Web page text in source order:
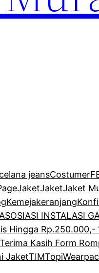
celana jeansCostumer
JaketJaketJaket
Kemejakeranjang
INSTALASI
Hingga Rp.250.000,-
Terima Kasih Form
JaketTIMTopi